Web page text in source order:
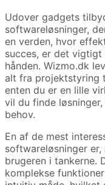
Udover gadgets
softwareløsninger,
en verden, hvor
succes, er det
hånden. Wizmo.dk
alt fra projektstyring
enten du er en lille
vil du finde
behov.
En af de mest
softwareløsninger
brugeren i tankerne.
komplekse